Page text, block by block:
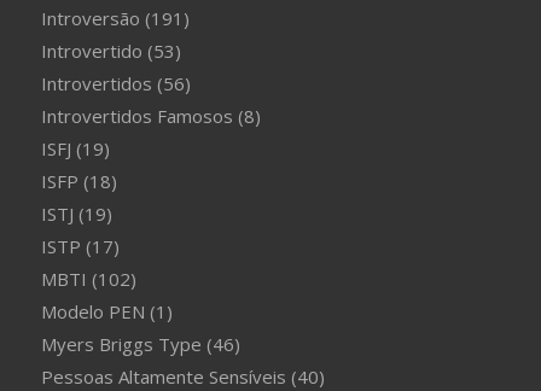
Introversão (191)
Introvertido (53)
Introvertidos (56)
Introvertidos Famosos (8)
ISFJ (19)
ISFP (18)
ISTJ (19)
ISTP (17)
MBTI (102)
Modelo PEN (1)
Myers Briggs Type (46)
Pessoas Altamente Sensíveis (40)